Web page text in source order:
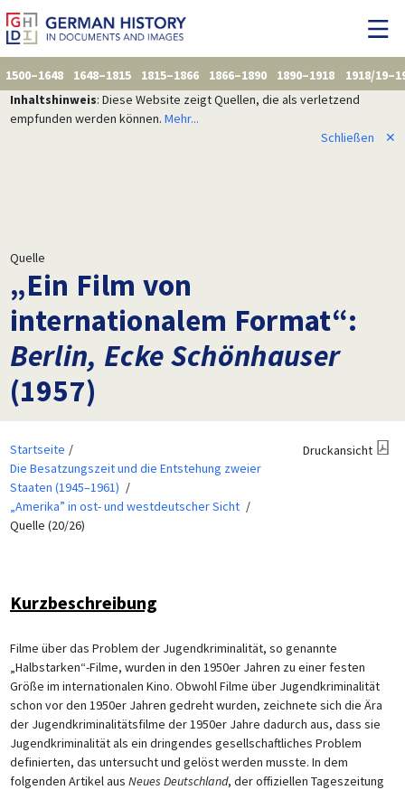
1500–1648 1648–1815 1815–1866 1866–1890 1890–1918
1918/
Inhaltshinweis: Diese Website zeigt Quellen, die als verletzend
empfunden werden können. Mehr...
Schließen
✕
Quelle
„Ein Film von
internationalem Format“:
Berlin, Ecke Schönhauser
(1957)
Startseite
Die Besatzungszeit und die Entstehung zweier
Staaten (1945–1961)
„Amerika” in ost- und westdeutscher Sicht
Quelle (20/26)
Druckansicht
Kurzbeschreibung
Filme über das Problem der Jugendkriminalität, so genannte
„Halbstarken“-Filme, wurden in den 1950er Jahren zu einer festen
Größe im internationalen Kino. Obwohl Filme über Jugendkriminalität
schon vor den 1950er Jahren gedreht wurden, zeichnete sich die Ära
der Jugendkriminalitätsfilme der 1950er Jahre dadurch aus, dass sie
Jugendkriminalität als ein dringendes gesellschaftliches Problem
definierten, das untersucht und gelöst werden musste. In dem
folgenden Artikel aus Neues Deutschland, der offiziellen Tageszeitung